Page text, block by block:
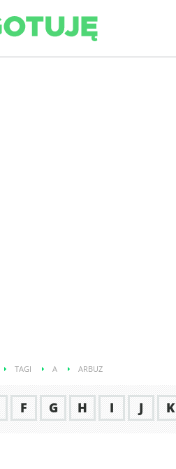
TAGI A ARBUZ
F G H I J K